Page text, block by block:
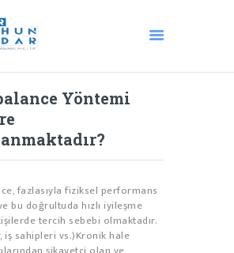
TEDAVILER
ESTETIK
Yöntemi
fazlasıyla fiziksel performans
bu doğrultuda hızlı iyileşme
tercih sebebi olmaktadır.
iş sahipleri vs.)Kronik hale